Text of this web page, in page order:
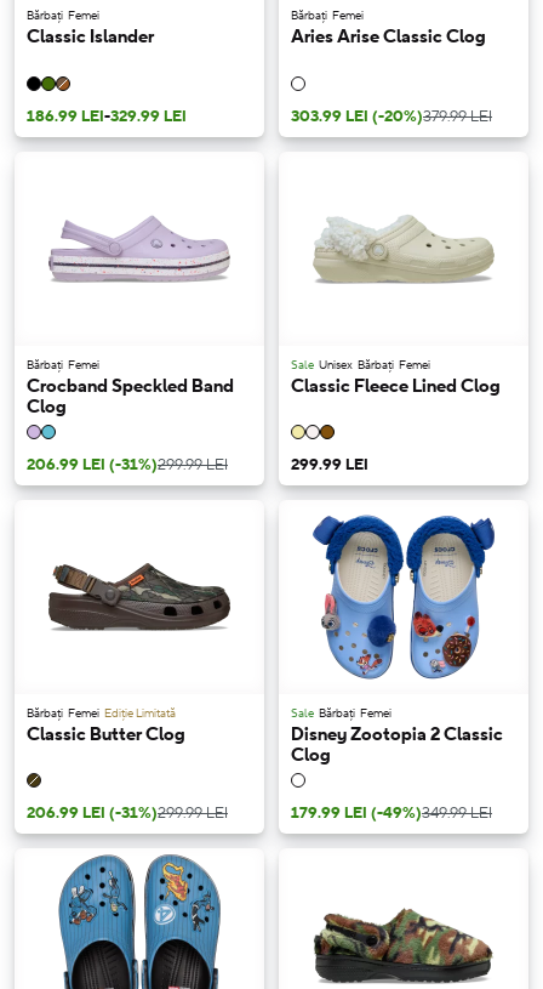
Bărbați Femei
Classic Islander
186.99 LEI-329.99 LEI
Bărbați Femei
Aries Arise Classic Clog
303.99 LEI (-20%)379.99 LEI
Bărbați Femei
Crocband Speckled Band
Clog
206.99 LEI (-31%)299.99 LEI
Sale Unisex Bărbați Femei
Classic Fleece Lined Clog
299.99 LEI
Bărbați Femei Ediție Limitată
Classic Butter Clog
206.99 LEI (-31%)299.99 LEI
Sale Bărbați Femei
Disney Zootopia 2 Classic
Clog
179.99 LEI (-49%)349.99 LEI